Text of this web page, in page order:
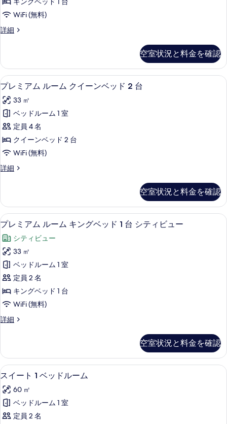
す
る
台
の
て
の
写
真
を
表
示
す
る
ッ
ド
2
細
ル
ー
ム
ン
グ
ベ
ッ
ド
1
台
の
す
の
写
真
を
表
示
す
る
WiFi (無料)
詳細
プ
ム
ル
ー
キ
ン
ベ
ッ
ド
台
空室状況と料金を確認
プ
レ
ミ
ア
ム
ル
ー
ム
イ
ー
ン
ベ
ッ
ド
2
台
の
す
の
写
真
を
表
高級寝具、ピロートップベッド、セ
7
プレミアム ルーム クイーンベッド 2 台
33 ㎡
ベッドルーム 1 室
定員 4 名
クイーンベッド 2 台
WiFi (無料)
詳細
プ
ム
ル
ー
ク
イ
ー
ン
ベ
ッ
ド
2
の
空室状況と料金を確認
プ
レ
ミ
ア
ム
ル
ー
ム
キ
グ
ベ
ッ
ド
台
7
プレミアム ルーム キングベッド 1 台 シティビュー
シティビュー
33 ㎡
ベッドルーム 1 室
定員 2 名
キングベッド 1 台
WiFi (無料)
詳細
プ
ム
ル
ー
キ
ン
ベ
空室状況と料金を確認
ス
イ
ー
ト
スイート 1 ベッドルーム | リビング
8
スイート 1 ベッドルーム
60 ㎡
ベッドルーム 1 室
定員 2 名